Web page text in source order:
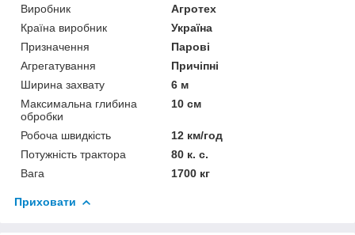
Виробник
Агротех
Країна виробник
Україна
Призначення
Парові
Агрегатування
Причіпні
Ширина захвату
6 м
Максимальна глибина
обробки
10 см
Робоча швидкість
12 км/год
Потужність трактора
80 к. с.
Вага
1700 кг
Приховати